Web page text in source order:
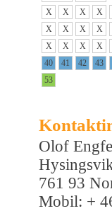
X
X X X
X
X X X
X
X X X
40
41 42 43
53
Olof
761 93
Mobil: +